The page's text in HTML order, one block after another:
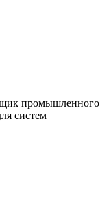
промышленного
систем